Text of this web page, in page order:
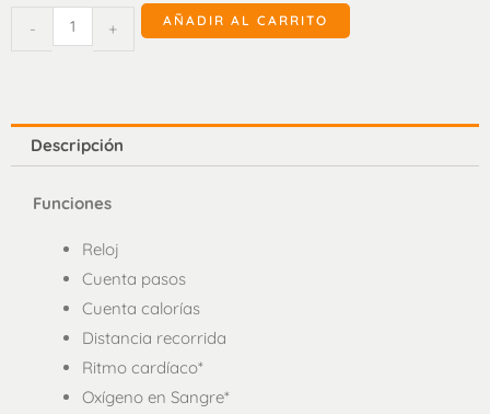
-
Smartband
Negro
+ AÑADIR AL CARRITO
Descripción
Funciones
Reloj
Cuenta pasos
Cuenta calorías
Distancia recorrida
Ritmo cardíaco*
Oxígeno en Sangre*